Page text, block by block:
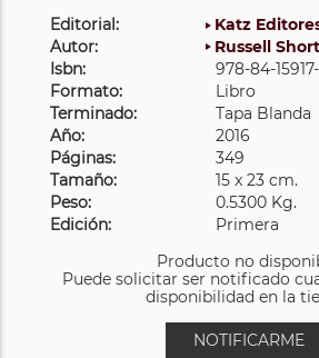
Editorial:
Katz
Autor:
Russell
Isbn:
978-84-
Formato:
Libro
Terminado:
Tapa Blanda
Año:
2016
Páginas:
349
Tamaño:
15 x 23 cm.
Peso:
0.5300 Kg.
Edición:
Primera
Producto no
Puede solicitar ser notificado
disponibilidad en la
NOTIFICARME